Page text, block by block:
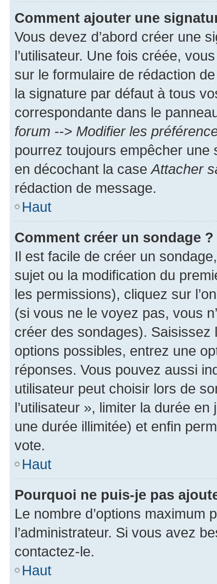
Comment ajouter une
Vous devez d’abord créer une
l’utilisateur. Une fois créée,
sur le formulaire de rédaction
la signature par défaut à tous
correspondante dans le
forum --> Modifier les
pourrez toujours empêcher une
en décochant la case Attacher
rédaction de message.
Haut
Comment créer un sondage ?
Il est facile de créer un
sujet ou la modification du
les permissions), cliquez sur
(si vous ne le voyez pas, vous
créer des sondages).
options possibles, entrez une
réponses. Vous pouvez aussi
utilisateur peut choisir lors de
l’utilisateur », limiter la durée
une durée illimitée) et enfin
vote.
Haut
Pourquoi ne puis-je pas
Le nombre d’options maximum
l’administrateur. Si vous avez
contactez-le.
Haut